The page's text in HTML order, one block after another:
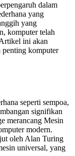
dalam
yang
yang
komputer telah
ini akan
penting komputer
seperti sempoa,
signifikan
merancang Mesin
modern.
oleh Alan Turing
universal, yang